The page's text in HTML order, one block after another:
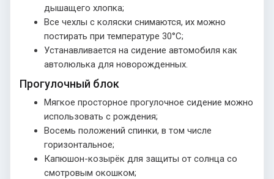
дышащего хлопка;
Все чехлы с коляски снимаются, их можно
постирать при температуре 30°С;
Устанавливается на сидение автомобиля как
автолюлька для новорожденных.
Прогулочный блок
Мягкое просторное прогулочное сидение можно
использовать с рождения;
Восемь положений спинки, в том числе
горизонтальное;
Капюшон-козырёк для защиты от солнца со
смотровым окошком;